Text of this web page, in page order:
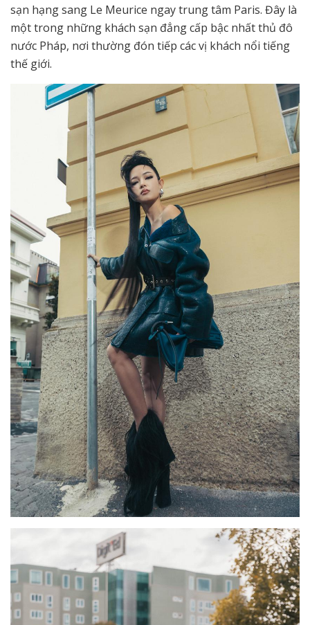
sạn hạng sang Le Meurice ngay trung tâm Paris. Đây là
một trong những khách sạn đẳng cấp bậc nhất thủ đô
nước Pháp, nơi thường đón tiếp các vị khách nổi tiếng
thế giới.